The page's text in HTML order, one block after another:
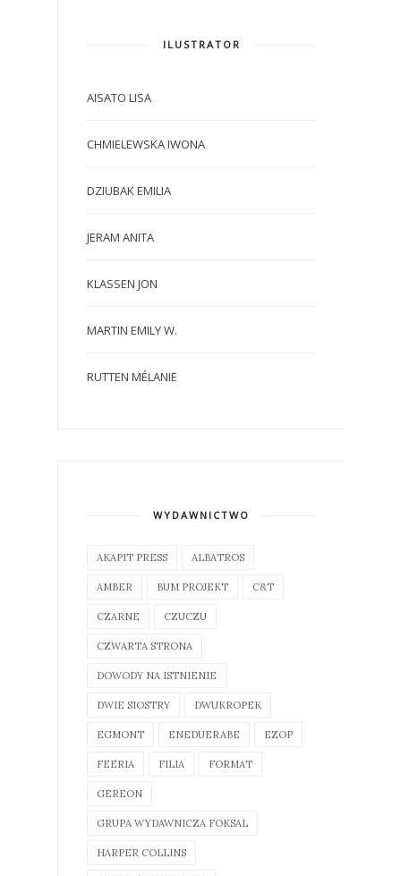
ILUSTRATOR
AISATO LISA
CHMIELEWSKA IWONA
DZIUBAK EMILIA
JERAM ANITA
KLASSEN JON
MARTIN EMILY W.
RUTTEN MÉLANIE
WYDAWNICTWO
AKAPIT PRESS ALBATROS
AMBER BUM PROJEKT C&T
CZARNE CZUCZU
CZWARTA STRONA
DOWODY NA ISTNIENIE
DWIE SIOSTRY DWUKROPEK
EGMONT ENEDUERABE EZOP
FEERIA FILIA FORMAT
GEREON
GRUPA WYDAWNICZA FOKSAL
HARPER COLLINS